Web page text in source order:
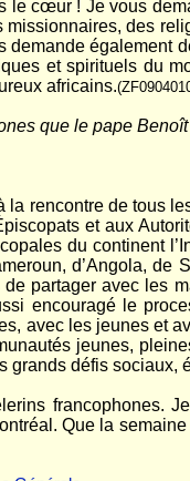
cœur ! Je vous
des
et spirituels du
africains.
que le pape
rencontre de tous
et aux
du continent
d’Angola, de
partager avec les
encouragé le
avec les jeunes et
jeunes,
grands défis sociaux,
francophones.
Que la